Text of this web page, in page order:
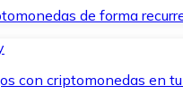
de forma
con criptomonedas en